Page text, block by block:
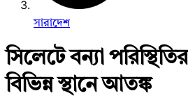
সারাদেশ
সিলেটে বন্যা
বিভিন্ন স্থানে আতঙ্ক